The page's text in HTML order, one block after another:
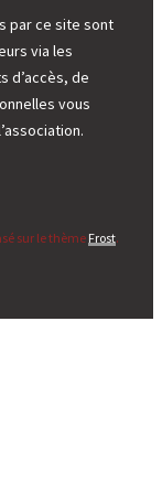
par ce site sont
via les
d’accès, de
vous
sur le thèmeFrost.